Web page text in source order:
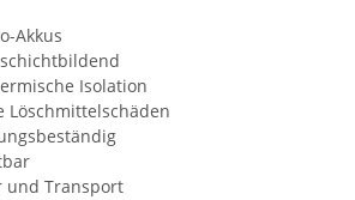
Akkus
Isolation
Löschmittelschäden
und Transport